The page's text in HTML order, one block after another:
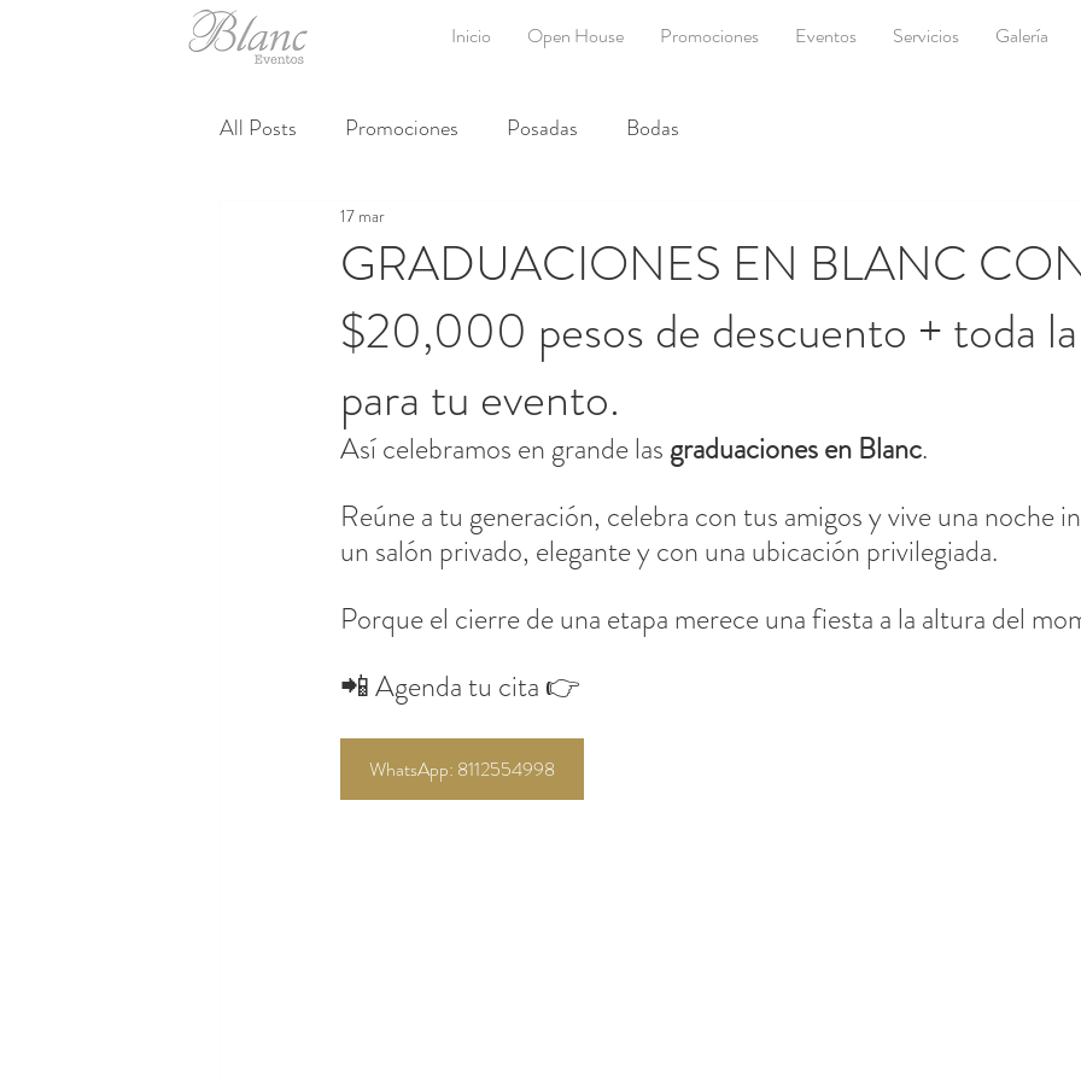
Inicio Open House Promociones Eventos Servicios Galería
All Posts Promociones Posadas Bodas
GRADUACIONES EN BLANC
$20,000 pesos de descuento + toda
para tu evento.
17 mar
Así celebramos en grande las graduaciones en Blanc.
Reúne a tu generación, celebra con tus amigos y vive una noche
un salón privado, elegante y con una ubicación privilegiada.
Porque el cierre de una etapa merece una fiesta a la altura del
📲 Agenda tu cita 👉
WhatsApp: 8112554998